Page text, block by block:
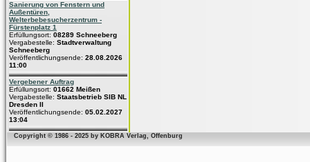
Sanierung von Fenstern und
Außentüren,
Welterbebesucherzentrum -
Fürstenplatz 1
Erfüllungsort: 08289 Schneeberg
Vergabestelle: Stadtverwaltung
Schneeberg
Veröffentlichungsende: 28.08.2026
11:00
Vergebener Auftrag
Erfüllungsort: 01662 Meißen
Vergabestelle: Staatsbetrieb SIB NL
Dresden II
Veröffentlichungsende: 05.02.2027
13:04
Copyright © 1986 - 2025 by KOBRA Verlag, Offenburg